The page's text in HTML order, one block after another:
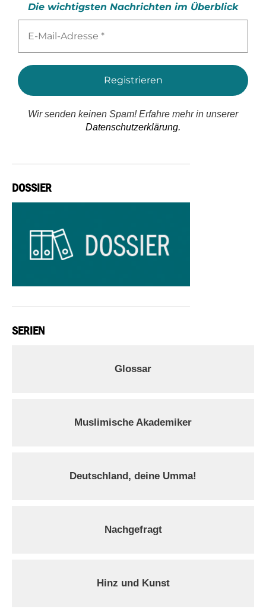
Die wichtigsten Nachrichten im Überblick
Mail-
*
Wir senden keinen Spam! Erfahre mehr in unserer
Datenschutzerklärung.
DOSSIER
SERIEN
Glossar
Muslimische Akademiker
Deutschland, deine Umma!
Nachgefragt
Hinz und Kunst